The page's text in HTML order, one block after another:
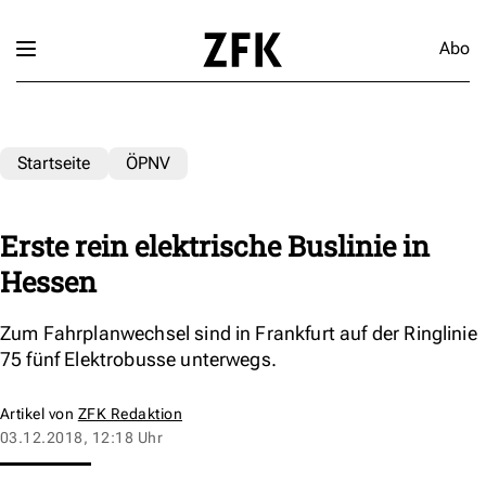
Abo
Startseite ÖPNV
Erste rein elektrische Buslinie in
Hessen
Zum Fahrplanwechsel sind in Frankfurt auf der Ringlinie
75 fünf Elektrobusse unterwegs.
Artikel von ZFK Redaktion
03.12.2018, 12:18 Uhr